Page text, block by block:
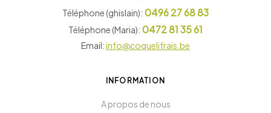
Téléphone (ghislain): 0496 27 68 83
Téléphone (Maria): 0472 81 35 61
Email:info@coquelifrais.be
INFORMATION
A propos de nous